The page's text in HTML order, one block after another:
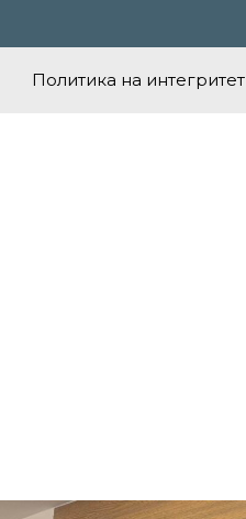
Политика на интегритет